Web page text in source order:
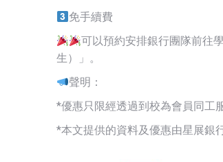
免手續費
可以預約安排銀行團隊前往
生）」。
聲明：
*優惠只限經透過到校為會員同工
*本文提供的資料及優惠由星展銀